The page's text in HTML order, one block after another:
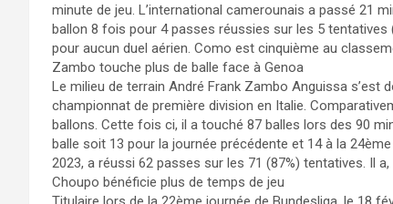
minute de jeu. L’international camerounais a passé 21
ballon 8 fois pour 4 passes réussies sur les 5 tentatives
pour aucun duel aérien. Como est cinquième au
Zambo touche plus de balle face à Genoa
Le milieu de terrain André Frank Zambo Anguissa s’est
championnat de première division en Italie.
ballons. Cette fois ci, il a touché 87 balles lors des 90
balle soit 13 pour la journée précédente et 14 à la
2023, a réussi 62 passes sur les 71 (87%) tentatives. Il
Choupo bénéficie plus de temps de jeu